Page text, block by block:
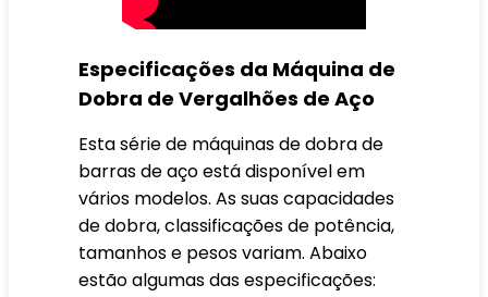
Especificações da Máquina de
Dobra de Vergalhões de Aço
Esta série de máquinas de dobra de
barras de aço está disponível em
vários modelos. As suas capacidades
de dobra, classificações de potência,
tamanhos e pesos variam. Abaixo
estão algumas das especificações: